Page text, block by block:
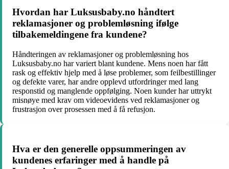
Hvordan har Luksusbaby.no håndtert
reklamasjoner og problemløsning ifølge
tilbakemeldingene fra kundene?
Håndteringen av reklamasjoner og problemløsning hos
Luksusbaby.no har variert blant kundene. Mens noen har fått
rask og effektiv hjelp med å løse problemer, som feilbestillinger
og defekte varer, har andre opplevd utfordringer med lang
responstid og manglende oppfølging. Noen kunder har uttrykt
misnøye med krav om videoevidens ved reklamasjoner og
frustrasjon over prosessen med å få refusjon.
Hva er den generelle oppsummeringen av
kundenes erfaringer med å handle på